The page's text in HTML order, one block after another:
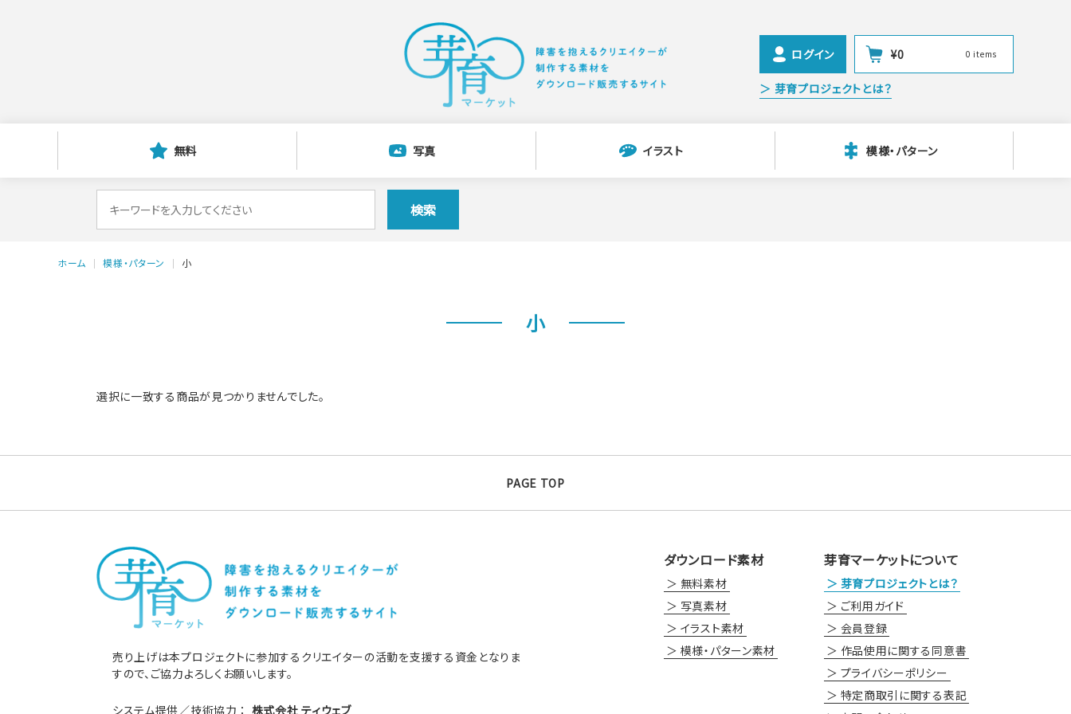
ログイン ¥0 0 items
＞ 芽育プロジェクトとは？
無料 写真 イラスト 模様・パターン
象:
検索
ホーム 模様・パターン 小
小
選択に一致する商品が見つかりませんでした。
PAGE TOP
売り上げは本プロジェクトに参加するクリエイターの活動を支援する資金となりま
すので、ご協力よろしくお願いします。
システム提供／技術協力 ： 株式会社 ティウェブ
ダウンロード素材
無料素材
写真素材
イラスト素材
模様・パターン素材
芽育マーケットについて
芽育プロジェクトとは？
ご利用ガイド
会員登録
作品使用に関する同意書
プライバシーポリシー
特定商取引に関する表記